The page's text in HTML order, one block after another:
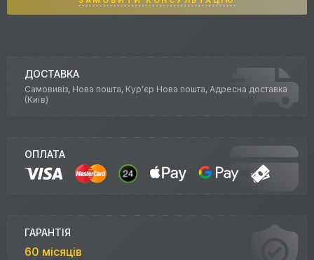
ДОСТАВКА
Самовивіз, Нова пошта, Кур'єр Нова пошта, Адресна доставка
(Київ)
ОПЛАТА
ГАРАНТІЯ
60 місяців